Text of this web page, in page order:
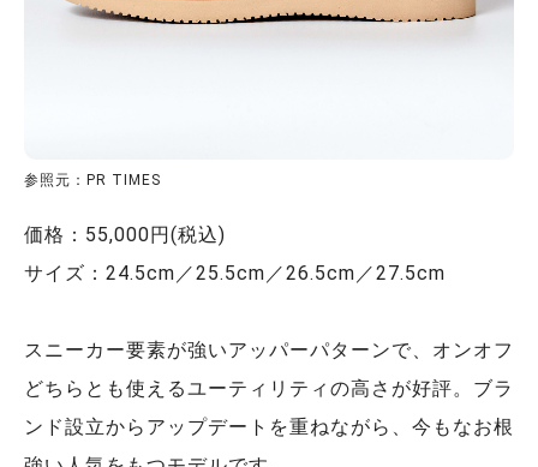
参照元：PR TIMES
価格：55,000円(税込)
サイズ：24.5cm／25.5cm／26.5cm／27.5cm
スニーカー要素が強いアッパーパターンで、オンオフ
どちらとも使えるユーティリティの高さが好評。ブラ
ンド設立からアップデートを重ねながら、今もなお根